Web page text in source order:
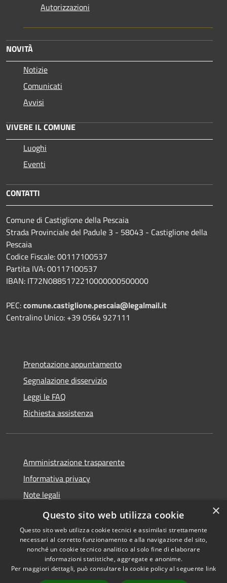
Autorizzazioni
NOVITÀ
Notizie
Comunicati
Avvisi
VIVERE IL COMUNE
Luoghi
Eventi
CONTATTI
Comune di Castiglione della Pescaia
Strada Provinciale del Padule 3 - 58043 - Castiglione della
Pescaia
Codice Fiscale: 00117100537
Partita IVA: 00117100537
IBAN: IT72N0885172210000000500000
PEC:comune.castiglione.pescaia@legalmail.it
Centralino Unico: +39 0564 927111
Prenotazione appuntamento
Segnalazione disservizio
Leggi le FAQ
Richiesta assistenza
Amministrazione trasparente
Informativa privacy
Note legali
Dichiarazione di accessibilità
Accessibilità
Copyright © 2026 • Comune di
Castiglione della Pescaia •
×
Questo sito web utilizza cookie
Questo sito web utilizza cookie tecnici e assimilati strettamente
necessari al corretto funzionamento e alla navigazione del sito,
nonché un cookie tecnico analitico al solo fine di elaborare
informazioni statistiche, aggregate e anonime.
Per maggiori dettagli, può consultare la cookie policy al seguente link